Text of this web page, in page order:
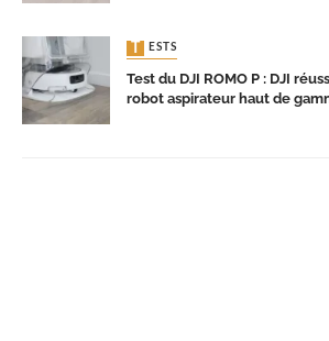
TESTS
Test du DJI ROMO P : DJI
robot aspirateur haut de